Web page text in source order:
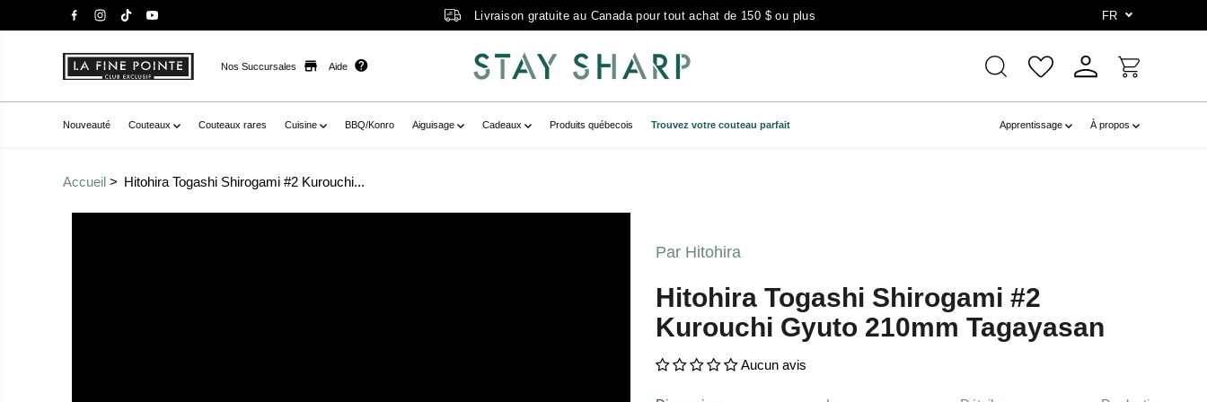
Livraison gratuite au Canada pour tout achat de 150 $ ou plus FR
Nos Succursales Aide
Nouveauté Couteaux Couteaux rares Cuisine BBQ/Konro Aiguisage Cadeaux Produits québecois Trouvez votre couteau parfait Apprentissage À propos
Accueil Hitohira Togashi Shirogami #2 Kurouchi...
Par Hitohira
Hitohira Togashi Shirogami #2
Kurouchi Gyuto 210mm Tagayasan
Aucun avis